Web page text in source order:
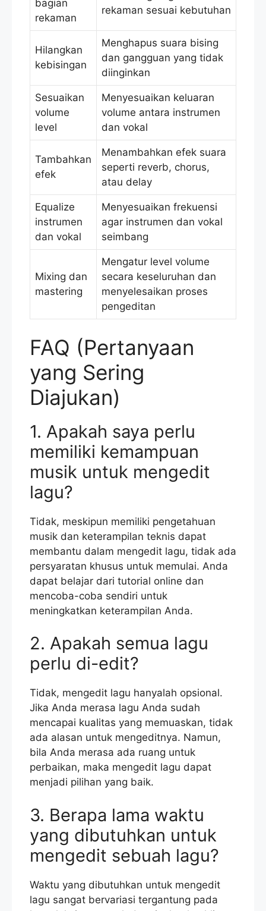
bagian
rekaman
rekaman sesuai kebutuhan
Hilangkan
kebisingan
Menghapus suara bising
dan gangguan yang tidak
diinginkan
Sesuaikan
volume
level
Menyesuaikan keluaran
volume antara instrumen
dan vokal
Tambahkan
efek
Menambahkan efek suara
seperti reverb, chorus,
atau delay
Equalize
instrumen
dan vokal
Menyesuaikan frekuensi
agar instrumen dan vokal
seimbang
Mixing dan
mastering
Mengatur level volume
secara keseluruhan dan
menyelesaikan proses
pengeditan
FAQ (Pertanyaan
yang Sering
Diajukan)
1. Apakah saya perlu
memiliki kemampuan
musik untuk mengedit
lagu?
Tidak, meskipun memiliki pengetahuan
musik dan keterampilan teknis dapat
membantu dalam mengedit lagu, tidak ada
persyaratan khusus untuk memulai. Anda
dapat belajar dari tutorial online dan
mencoba-coba sendiri untuk
meningkatkan keterampilan Anda.
2. Apakah semua lagu
perlu di-edit?
Tidak, mengedit lagu hanyalah opsional.
Jika Anda merasa lagu Anda sudah
mencapai kualitas yang memuaskan, tidak
ada alasan untuk mengeditnya. Namun,
bila Anda merasa ada ruang untuk
perbaikan, maka mengedit lagu dapat
menjadi pilihan yang baik.
3. Berapa lama waktu
yang dibutuhkan untuk
mengedit sebuah lagu?
Waktu yang dibutuhkan untuk mengedit
lagu sangat bervariasi tergantung pada